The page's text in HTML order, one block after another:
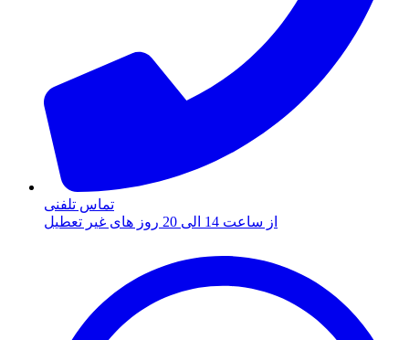
تماس تلفنی
از ساعت 14 الی 20 روز های غیر تعطیل